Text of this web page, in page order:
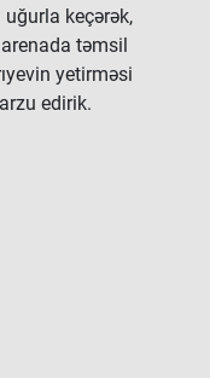
keçərək,
təmsil
yetirməsi
edirik.